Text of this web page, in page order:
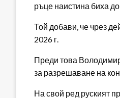
ръце наистина биха
Той добави, че чрез
2026 г.
Преди това
за разрешаване на
На свой ред руският